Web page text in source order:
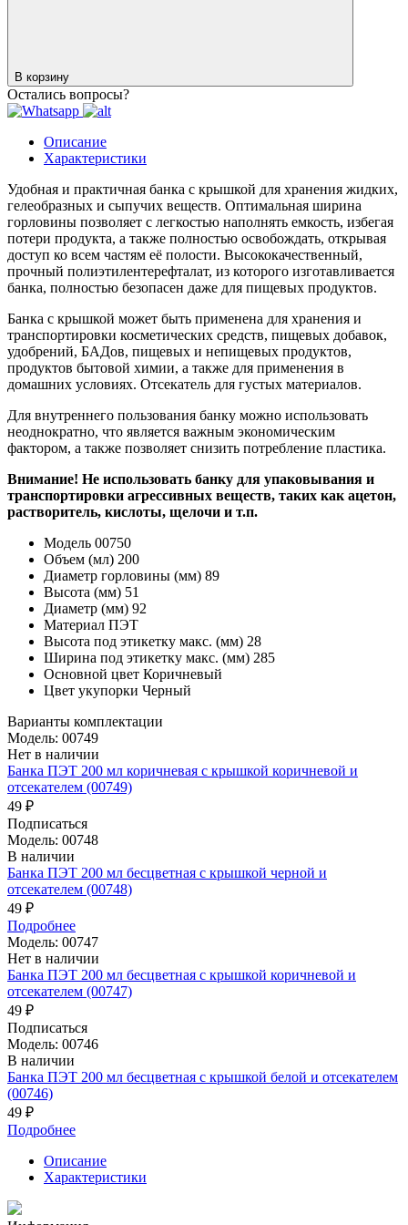
В корзину
Остались вопросы?
Описание
Характеристики
Удобная и практичная банка с крышкой для хранения жидких,
гелеобразных и сыпучих веществ. Оптимальная ширина
горловины позволяет с легкостью наполнять емкость, избегая
потери продукта, а также полностью освобождать, открывая
доступ ко всем частям её полости. Высококачественный,
прочный полиэтилентерефталат, из которого изготавливается
банка, полностью безопасен даже для пищевых продуктов.
Банка с крышкой может быть применена для хранения и
транспортировки косметических средств, пищевых добавок,
удобрений, БАДов, пищевых и непищевых продуктов,
продуктов бытовой химии, а также для применения в
домашних условиях. Отсекатель для густых материалов.
Для внутреннего пользования банку можно использовать
неоднократно, что является важным экономическим
фактором, а также позволяет снизить потребление пластика.
Внимание! Не использовать банку для упаковывания и
транспортировки агрессивных веществ, таких как ацетон,
растворитель, кислоты, щелочи и т.п.
Модель 00750
Объем (мл) 200
Диаметр горловины (мм) 89
Высота (мм) 51
Диаметр (мм) 92
Материал ПЭТ
Высота под этикетку макс. (мм) 28
Ширина под этикетку макс. (мм) 285
Основной цвет Коричневый
Цвет укупорки Черный
Варианты комплектации
Модель: 00749
Нет в наличии
Банка ПЭТ 200 мл коричневая с крышкой коричневой и
отсекателем (00749)
49 ₽
Подписаться
Модель: 00748
В наличии
Банка ПЭТ 200 мл бесцветная с крышкой черной и
отсекателем (00748)
49 ₽
Подробнее
Модель: 00747
Нет в наличии
Банка ПЭТ 200 мл бесцветная с крышкой коричневой и
отсекателем (00747)
49 ₽
Подписаться
Модель: 00746
В наличии
Банка ПЭТ 200 мл бесцветная с крышкой белой и отсекателем
(00746)
49 ₽
Подробнее
Описание
Характеристики